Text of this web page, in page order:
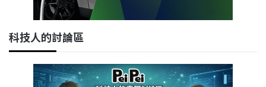
科技人的討論區